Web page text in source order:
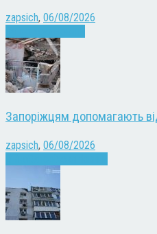
zapsich, 06/08/2026
Запоріжцям допомагають
zapsich, 06/08/2026